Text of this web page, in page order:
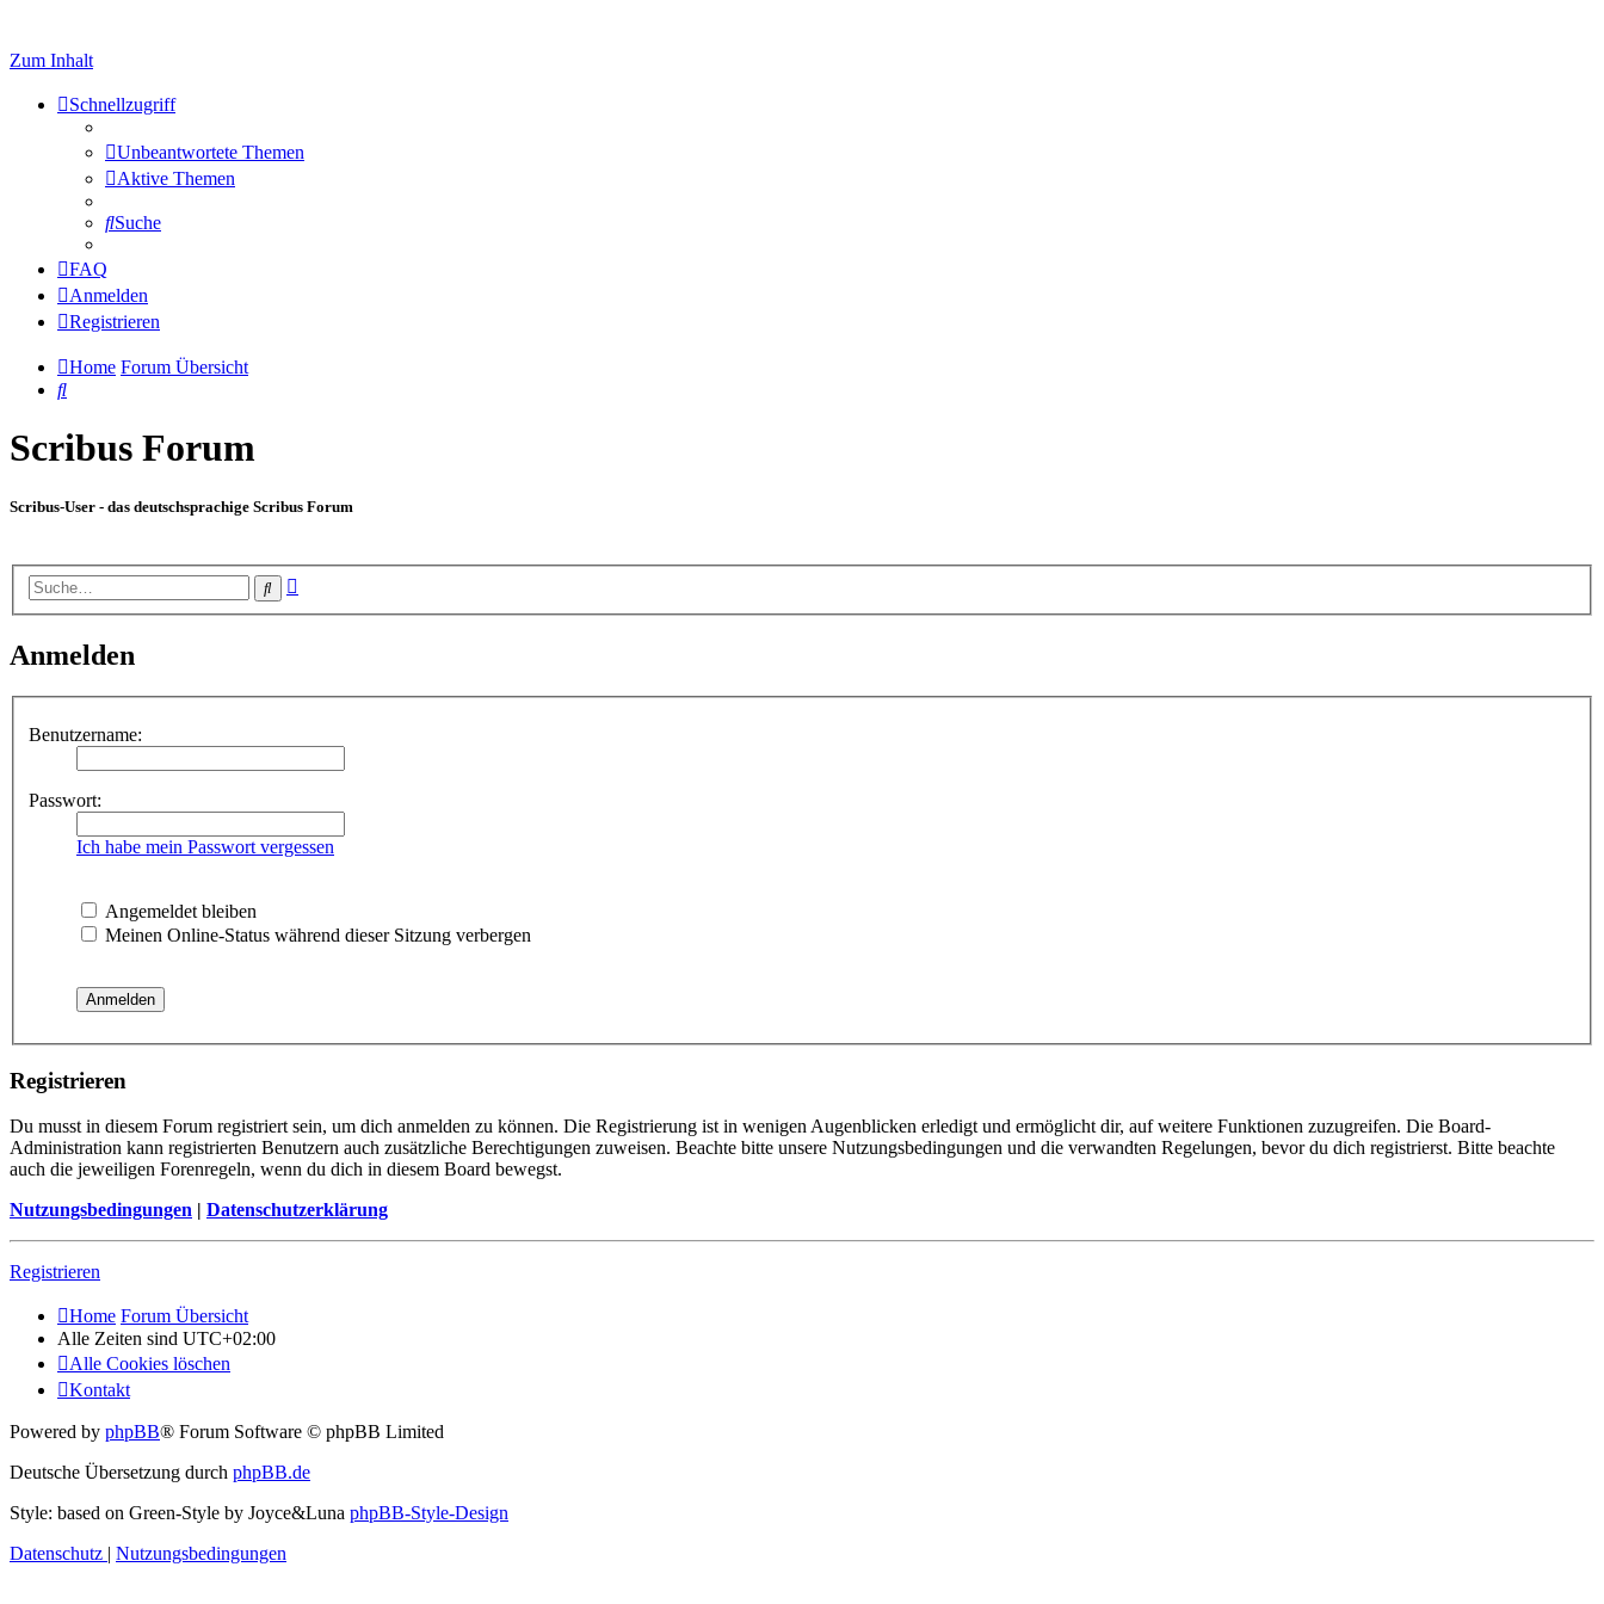
Zum Inhalt
Schnellzugriff
Unbeantwortete Themen
Aktive Themen
Suche
FAQ
Anmelden
Registrieren
Home Forum Übersicht
Suche
Scribus Forum
Scribus-User - das deutschsprachige Scribus Forum
Suche
Anmelden
Benutzername:
Passwort:
Ich habe mein Passwort vergessen
Angemeldet bleiben
Meinen Online-Status während dieser Sitzung verbergen
Registrieren
Du musst in diesem Forum registriert sein, um dich anmelden zu können. Die Registrierung ist in wenigen Augenblicken erledigt und ermöglicht dir, auf weitere Funktionen zuzugreifen. Die Board-
Administration kann registrierten Benutzern auch zusätzliche Berechtigungen zuweisen. Beachte bitte unsere Nutzungsbedingungen und die verwandten Regelungen, bevor du dich registrierst. Bitte beachte
auch die jeweiligen Forenregeln, wenn du dich in diesem Board bewegst.
Nutzungsbedingungen | Datenschutzerklärung
Registrieren
Home Forum Übersicht
Alle Zeiten sind UTC+02:00
Alle Cookies löschen
Kontakt
Powered by phpBB® Forum Software © phpBB Limited
Deutsche Übersetzung durch phpBB.de
Style: based on Green-Style by Joyce&Luna phpBB-Style-Design
Datenschutz | Nutzungsbedingungen